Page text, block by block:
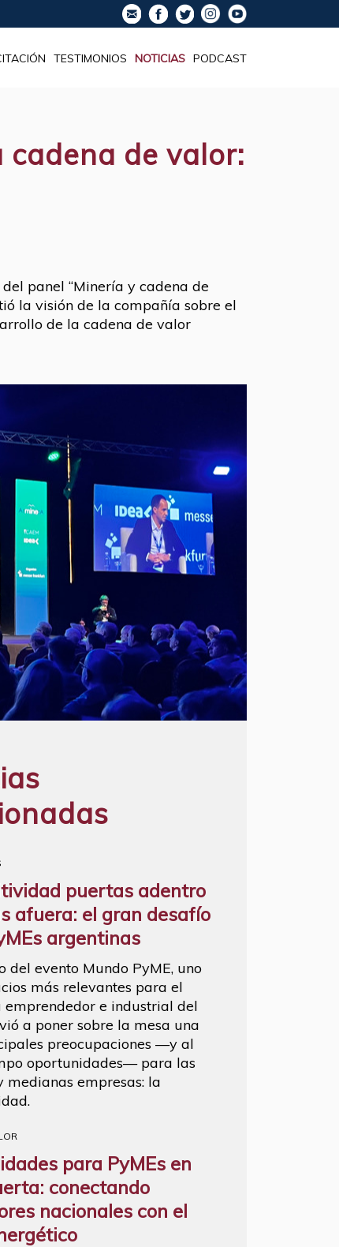
TESTIMONIOS NOTICIAS PODCAST
de valor:
panel “Minería y cadena de
la visión de la compañía sobre el
de la cadena de valor
puertas adentro
afuera: el gran desafío
argentinas
del evento Mundo PyME, uno
más relevantes para el
emprendedor e industrial del
a poner sobre la mesa una
preocupaciones —y al
oportunidades— para las
medianas empresas: la
para PyMEs en
conectando
nacionales con el